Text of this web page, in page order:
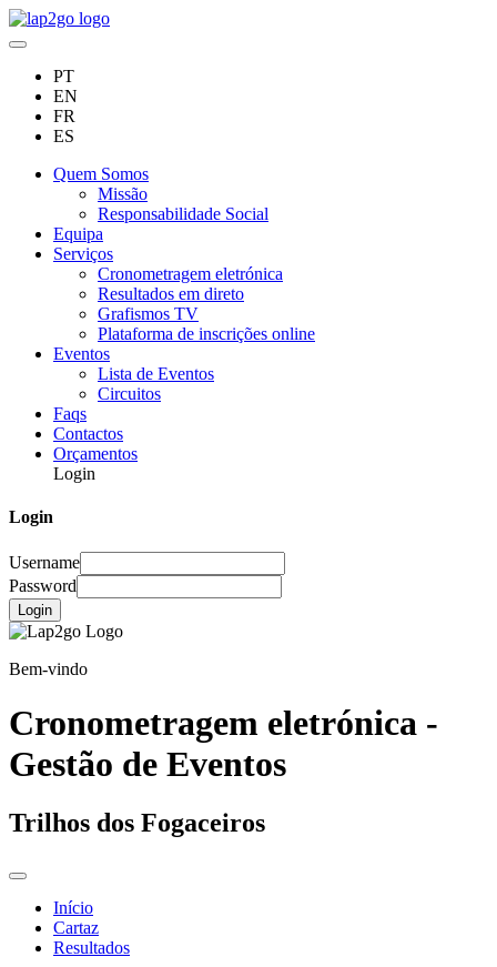
PT
EN
FR
ES
Quem Somos
Missão
Responsabilidade Social
Equipa
Serviços
Cronometragem eletrónica
Resultados em direto
Grafismos TV
Plataforma de inscrições online
Eventos
Lista de Eventos
Circuitos
Faqs
Contactos
Orçamentos
Login
Login
Username
Password
Login
Bem-vindo
Cronometragem eletrónica -
Gestão de Eventos
Trilhos dos Fogaceiros
Início
Cartaz
Resultados